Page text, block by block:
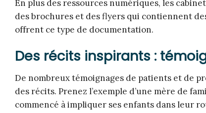
En plus des ressources numériques, les
des brochures et des flyers qui contiennent
offrent ce type de documentation.
Des récits inspirants :
De nombreux témoignages de patients et de
des récits. Prenez l’exemple d’une mère de
commencé à impliquer ses enfants dans leur